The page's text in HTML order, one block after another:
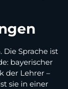
Die Sprache ist
bayerischer
der Lehrer –
sie in einer